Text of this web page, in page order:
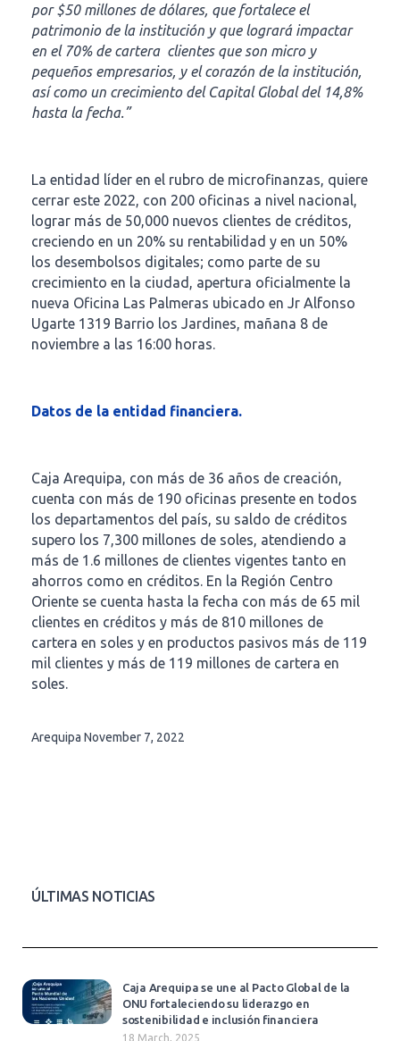
por $50 millones de dólares, que fortalece el
patrimonio de la institución y que logrará impactar
en el 70% de cartera clientes que son micro y
pequeños empresarios, y el corazón de la institución,
así como un crecimiento del Capital Global del 14,8%
hasta la fecha.”
La entidad líder en el rubro de microfinanzas, quiere
cerrar este 2022, con 200 oficinas a nivel nacional,
lograr más de 50,000 nuevos clientes de créditos,
creciendo en un 20% su rentabilidad y en un 50%
los desembolsos digitales; como parte de su
crecimiento en la ciudad, apertura oficialmente la
nueva Oficina Las Palmeras ubicado en Jr Alfonso
Ugarte 1319 Barrio los Jardines, mañana 8 de
noviembre a las 16:00 horas.
Datos de la entidad financiera.
Caja Arequipa, con más de 36 años de creación,
cuenta con más de 190 oficinas presente en todos
los departamentos del país, su saldo de créditos
supero los 7,300 millones de soles, atendiendo a
más de 1.6 millones de clientes vigentes tanto en
ahorros como en créditos. En la Región Centro
Oriente se cuenta hasta la fecha con más de 65 mil
clientes en créditos y más de 810 millones de
cartera en soles y en productos pasivos más de 119
mil clientes y más de 119 millones de cartera en
soles.
Arequipa November 7, 2022
ÚLTIMAS NOTICIAS
Caja Arequipa se une al Pacto Global de la
ONU fortaleciendo su liderazgo en
sostenibilidad e inclusión financiera
18 March, 2025